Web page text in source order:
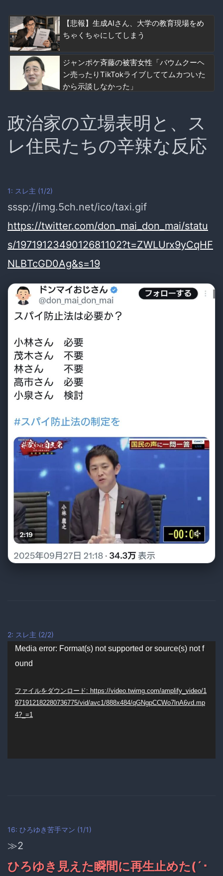
【悲報】生成AIさん、大学の教育現場をめ
ちゃくちゃにしてしまう
ジャンポケ斉藤の被害女性「バウムクーヘ
ン売ったりTikTokライブしててムカついた
から示談しなかった」
政治家の立場表明と、ス
レ住民たちの辛辣な反応
1: スレ主 (1/2)
sssp://img.5ch.net/ico/taxi.gif
https://twitter.com/don_mai_don_mai/statu
s/1971912349012681102?t=ZWLUrx9yCqHF
NLBTcGD0Ag&s=19
2: スレ主 (2/2)
動
画
プ
レ
Media error: Format(s) not supported or source(s) not f
ound
ファイルをダウンロード: https://video.twimg.com/amplify_video/1
971912182280736775/vid/avc1/888x484/qGNgpCCWo7lnA6vd.mp
4?_=1
16: ひろゆき苦手マン (1/1)
≫2
ひろゆき見えた瞬間に再生止めた(´･